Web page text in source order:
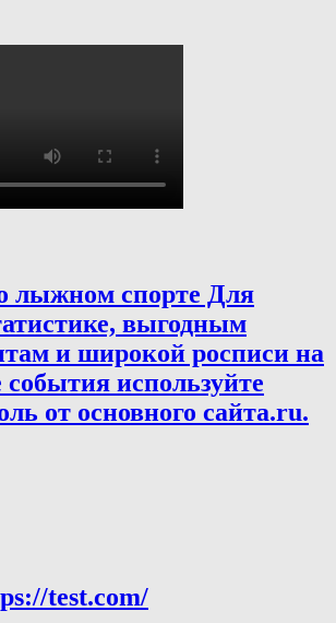
лыжном спорте Для
выгодным
и широкой росписи на
используйте
от основного сайта.ru.
test.com/